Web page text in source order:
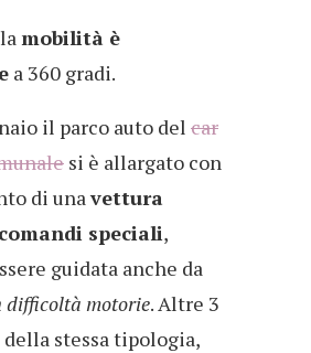
mobilità è
a 360 gradi.
il parco auto del car
si è allargato con
di unavettura
speciali,
guidata anche da
difficoltà motorie. Altre 3
stessa tipologia,